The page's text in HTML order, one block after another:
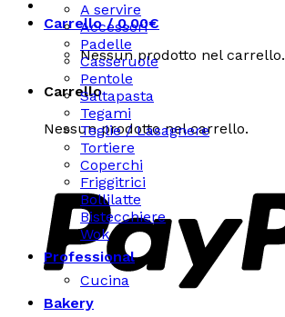
Carrello /0.00€
Nessun prodotto nel carrello.
Carrello
Nessun prodotto nel carrello.
A servire
Accessori
Padelle
Casseruole
Pentole
Saltapasta
Tegami
Teglie / Lasagnere
Tortiere
Coperchi
Friggitrici
Bollilatte
Bistecchiere
Wok
Professional
Cucina
Bakery